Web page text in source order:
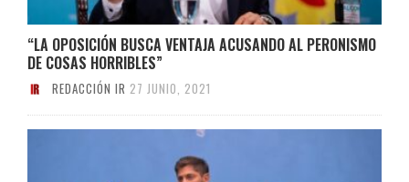
“LA OPOSICIÓN BUSCA VENTAJA ACUSANDO AL PERONISMO
DE COSAS HORRIBLES”
REDACCIÓN IR 27 JUNIO, 2021